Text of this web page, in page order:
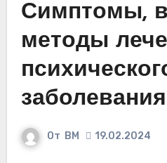
Симптомы,
методы
заболевания
От ВМ 19.02.2024